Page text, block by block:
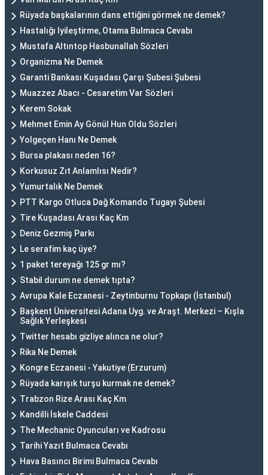
Rüyada başkalarının dans ettiğini görmek ne demek?
Hastalığı Iyileştirme, Otama Bulmaca Cevabı
Mustafa Altıntop Hasbunallah Sözleri
Organizma Ne Demek
Garanti Bankası Kuşadası Çarşı Şubesi Şubesi
Muazzez Abacı - Cesaretim Var Sözleri
Kerem Sokak
Mehmet Emin Ay Gönül Hun Oldu Sözleri
Yolgeçen Hanı Ne Demek
Bursa plakası neden 16?
Korkusuz Zıt Anlamlısı Nedir?
Yumurtalık Ne Demek
PTT Kargo Otluca Dağ Komando Tugayı Şubesi
Tire Kuşadası Arası Kaç Km
Deniz Gezmiş Parkı
Le serafim kaç üye?
1 paket tereyağı 125 gr mı?
Stabil durum ne demek tıpta?
Avrupa Kale Eczanesi - Zeytinburnu Topkapı (İstanbul)
Başkent Üniversitesi Adana Uyg. ve Araşt. Merkezi – Kışla
Sağlık Yerleşkesi
Twitter hesabı gizliye alınca ne olur?
Rika Ne Demek
Kongre Eczanesi - Yakutiye (Erzurum)
Rüyada karışık turşu kurmak ne demek?
Trabzon Rize Arası Kaç Km
Kandilli İskele Caddesi
The Mechanic Oyuncuları ve Kadrosu
Tarihi Yazıt Bulmaca Cevabı
Hava Basıncı Birimi Bulmaca Cevabı